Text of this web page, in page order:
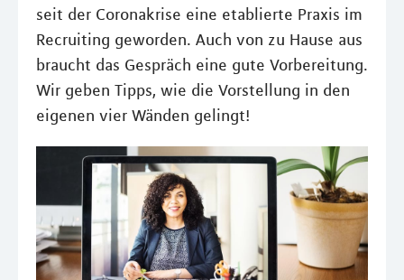
seit der Coronakrise eine etablierte Praxis im
Recruiting geworden. Auch von zu Hause aus
braucht das Gespräch eine gute Vorbereitung.
Wir geben Tipps, wie die Vorstellung in den
eigenen vier Wänden gelingt!